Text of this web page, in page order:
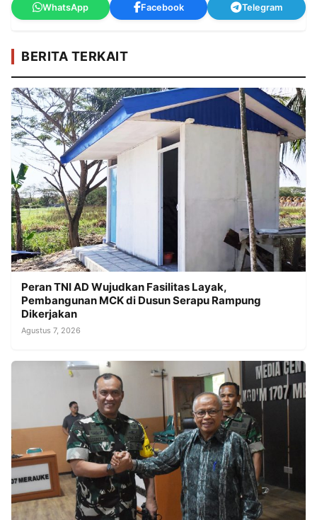
WhatsApp Facebook Telegram
BERITA TERKAIT
Peran TNI AD Wujudkan Fasilitas Layak,
Pembangunan MCK di Dusun Serapu Rampung
Dikerjakan
Agustus 7, 2026